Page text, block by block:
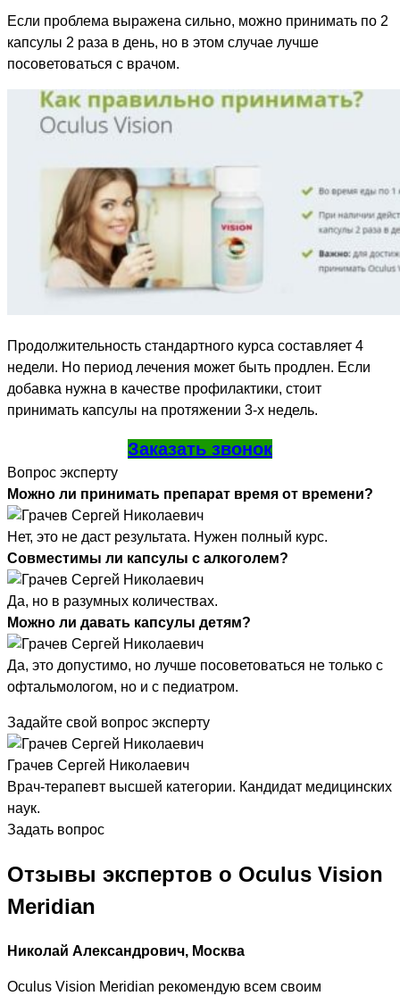
Если проблема выражена сильно, можно принимать по 2
капсулы 2 раза в день, но в этом случае лучше
посоветоваться с врачом.
Продолжительность стандартного курса составляет 4
недели. Но период лечения может быть продлен. Если
добавка нужна в качестве профилактики, стоит
принимать капсулы на протяжении 3-х недель.
Заказать звонок
Вопрос эксперту
Можно ли принимать препарат время от времени?
Нет, это не даст результата. Нужен полный курс.
Совместимы ли капсулы с алкоголем?
Да, но в разумных количествах.
Можно ли давать капсулы детям?
Да, это допустимо, но лучше посоветоваться не только с
офтальмологом, но и с педиатром.
Задайте свой вопрос эксперту
Грачев Сергей Николаевич
Врач-терапевт высшей категории. Кандидат медицинских
наук.
Задать вопрос
Отзывы экспертов о Oculus Vision
Meridian
Николай Александрович, Москва
Oculus Vision Meridian рекомендую всем своим